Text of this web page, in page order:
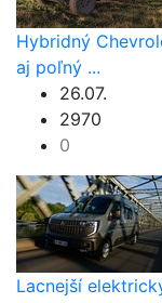
Hybridný
aj poľný ...
26.07.
2970
0
Lacnejší